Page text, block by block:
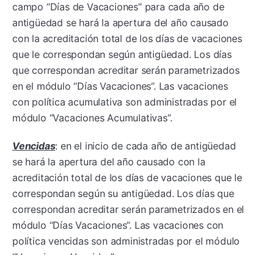
campo “Días de Vacaciones” para cada año de
antigüedad se hará la apertura del año causado
con la acreditación total de los días de vacaciones
que le correspondan según antigüedad. Los días
que correspondan acreditar serán parametrizados
en el módulo “Días Vacaciones”. Las vacaciones
con política acumulativa son administradas por el
módulo “Vacaciones Acumulativas”.
Vencidas: en el inicio de cada año de antigüedad
se hará la apertura del año causado con la
acreditación total de los días de vacaciones que le
correspondan según su antigüedad. Los días que
correspondan acreditar serán parametrizados en el
módulo “Días Vacaciones”. Las vacaciones con
política vencidas son administradas por el módulo